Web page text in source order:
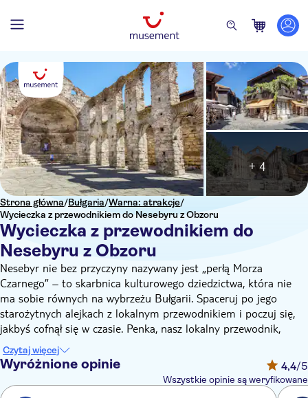
Strona główna/Bułgaria/Warna: atrakcje/
Wycieczka z przewodnikiem do Nesebyru z Obzoru
Wycieczka z przewodnikiem do
Nesebyru z Obzoru
+ 4
Nesebyr nie bez przyczyny nazywany jest „perłą Morza
Czarnego” – to skarbnica kulturowego dziedzictwa, która nie
ma sobie równych na wybrzeżu Bułgarii. Spaceruj po jego
starożytnych alejkach z lokalnym przewodnikiem i poczuj się,
jakbyś cofnął się w czasie. Penka, nasz lokalny przewodnik,
mówi: „Budynki i zabytki z V wieku są nadal w użytku w
Nesebyrze, co czyni go żywym muzeum. Dzięki tak
strategicznemu położeniu Nesebyr zawsze był ośrodkiem
handlowym, a ponad 2500 lat temu wynaleziono tu pieniądze i
Czytaj więcej
Wyróżnione opinie 4,4/5
Wszystkie opinie są weryfikowane